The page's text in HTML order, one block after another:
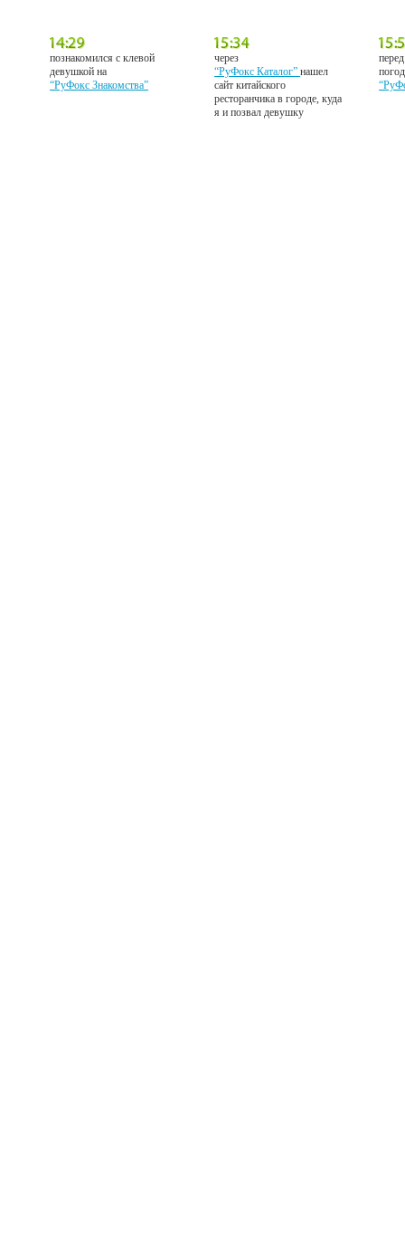
познакомился с клевой
девушкой на
“РуФокс Знакомства”
через
“РуФокс Каталог”нашел
сайт китайского
ресторанчика в городе, куда
я и позвал девушку